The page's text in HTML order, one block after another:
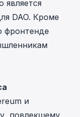
является
DAO. Кроме
фронтенде
и
повлекшему